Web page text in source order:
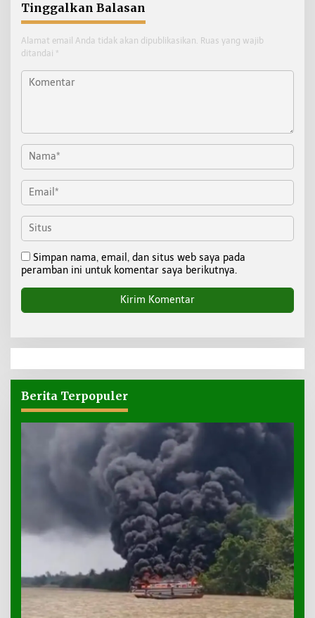
Tinggalkan Balasan
Alamat email Anda tidak akan dipublikasikan. Ruas yang wajib
ditandai *
Simpan nama, email, dan situs web saya pada
peramban ini untuk komentar saya berikutnya.
Berita Terpopuler